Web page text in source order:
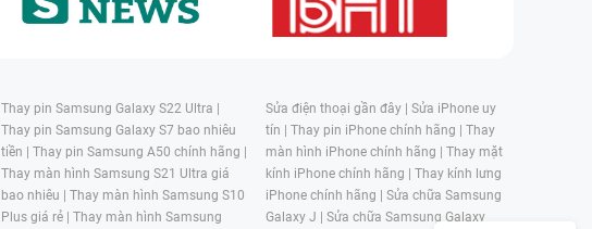
Thay pin Samsung Galaxy S22 Ultra |
Thay pin Samsung Galaxy S7 bao nhiêu
tiền | Thay pin Samsung A50 chính hãng |
Thay màn hình Samsung S21 Ultra giá
bao nhiêu | Thay màn hình Samsung S10
Plus giá rẻ | Thay màn hình Samsung
Sửa điện thoại gần đây | Sửa iPhone uy
tín | Thay pin iPhone chính hãng | Thay
màn hình iPhone chính hãng | Thay mặt
kính iPhone chính hãng | Thay kính lưng
iPhone chính hãng | Sửa chữa Samsung
Galaxy J | Sửa chữa Samsung Galaxy